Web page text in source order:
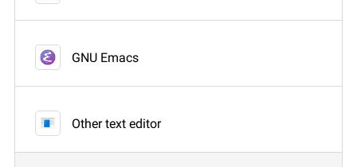
GNU Emacs
Other text editor